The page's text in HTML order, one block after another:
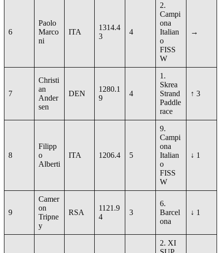
6
Paolo
Marco
ni
ITA
1314.4
3
4
2.
Campi
ona
Italian
o
FISS
W
→
7
Christi
an
Ander
sen
DEN
1280.1
9
4
1.
Skrea
Strand
Paddle
race
↑ 3
8
Filipp
o
Alberti
ITA 1206.4 5
9.
Campi
ona
Italian
o
FISS
W
↓ 1
9
Camer
on
Tripne
y
RSA
1121.9
4
3
6.
Barcel
ona
↓ 1
2. XI